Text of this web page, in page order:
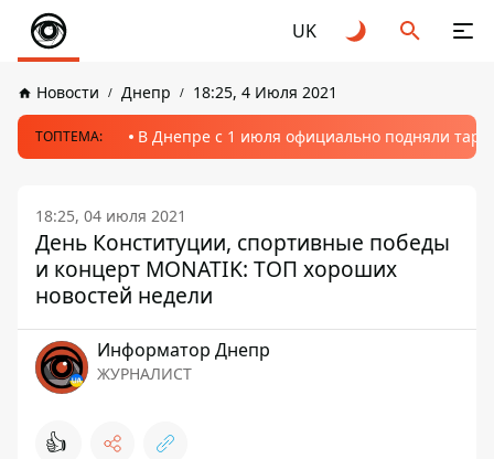
UK
Новости Днепр 18:25, 4 Июля 2021
ТОПТЕМА: В Днепре с 1 июля официально подняли
18:25, 04 июля 2021
День Конституции, спортивные победы
и концерт MONATIK: ТОП хороших
новостей недели
Информатор Днепр
ЖУРНАЛИСТ
👍